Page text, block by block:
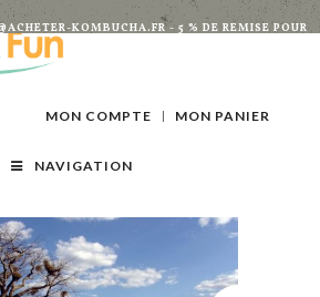
KOMBUCHA.FR - 5 % DE REMISE POUR
MON COMPTE MON PANIER
NAVIGATION